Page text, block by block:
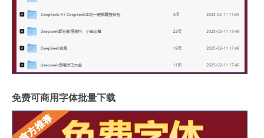
免费可商用字体批量下载